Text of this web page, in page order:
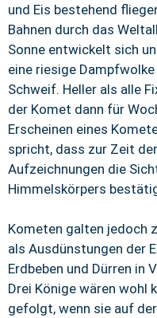
und Eis bestehend
Bahnen durch das
Sonne entwickelt sich
eine riesige
Schweif. Heller als alle
der Komet dann für
Erscheinen eines
spricht, dass zur Zeit
Aufzeichnungen die
Himmelskörpers
Kometen galten jedoch
als Ausdünstungen der
Erdbeben und Dürren in
Drei Könige wären wohl
gefolgt, wenn sie auf